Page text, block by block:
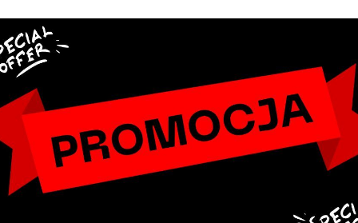
NOWY